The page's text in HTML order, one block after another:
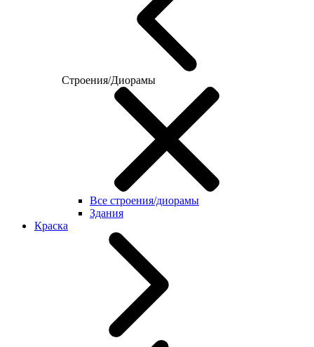
Строения/Диорамы
Все строения/диорамы
Здания
Краска